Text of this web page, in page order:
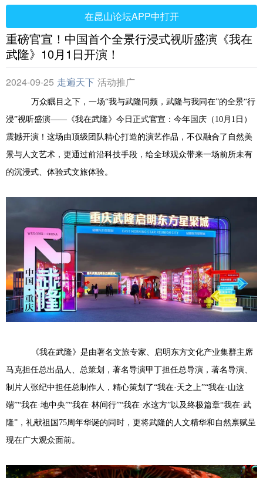
在昆山论坛APP中打开
重磅官宣！中国首个全景行浸式视听盛演《我在
武隆》10月1日开演！
2024-09-25 走遍天下 活动推广
万众瞩目之下，一场“我与武隆同频，武隆与我同在”的全景“行
浸”视听盛演——《我在武隆》今日正式官宣：今年国庆（10月1日）
震撼开演！这场由顶级团队精心打造的演艺作品，不仅融合了自然美
景与人文艺术，更通过前沿科技手段，给全球观众带来一场前所未有
的沉浸式、体验式文旅体验。
《我在武隆》是由著名文旅专家、启明东方文化产业集群主席
马克担任总出品人、总策划，著名导演甲丁担任总导演，著名导演、
制片人张纪中担任总制作人，精心策划了“我在·天之上”“我在·山这
端”“我在·地中央”“我在·林间行”“我在·水这方”以及终极篇章“我在·武
隆”，礼献祖国75周年华诞的同时，更将武隆的人文精华和自然禀赋呈
现在广大观众面前。